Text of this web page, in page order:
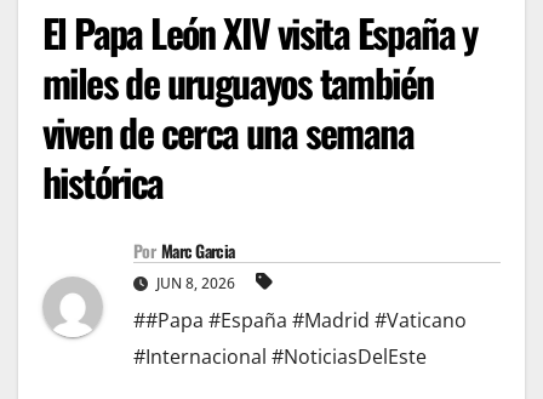
El Papa León XIV visita España y
miles de uruguayos también
viven de cerca una semana
histórica
Por Marc Garcia
JUN 8, 2026
##Papa #España #Madrid #Vaticano
#Internacional #NoticiasDelEste